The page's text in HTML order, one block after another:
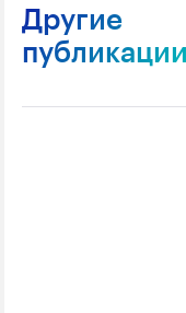
Другие
публикации